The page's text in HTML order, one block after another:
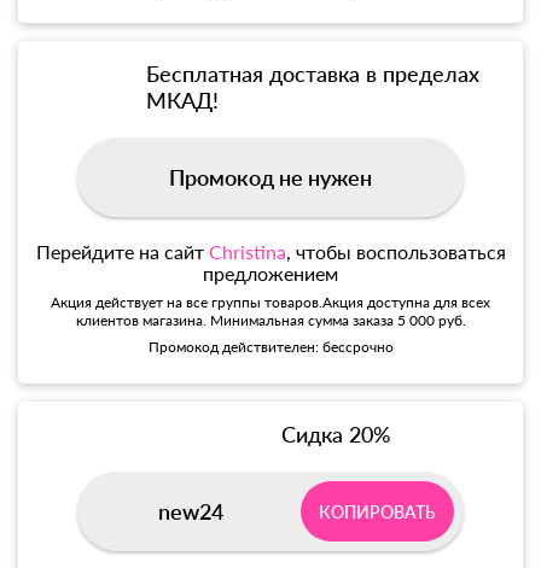
Бесплатная доставка в пределах
МКАД!
Промокод не нужен
Перейдите на сайт Christina, чтобы воспользоваться
предложением
Акция действует на все группы товаров.Акция доступна для всех
клиентов магазина. Минимальная сумма заказа 5 000 руб.
Промокод действителен: бессрочно
Сидка 20%
new24 КОПИРОВАТЬ